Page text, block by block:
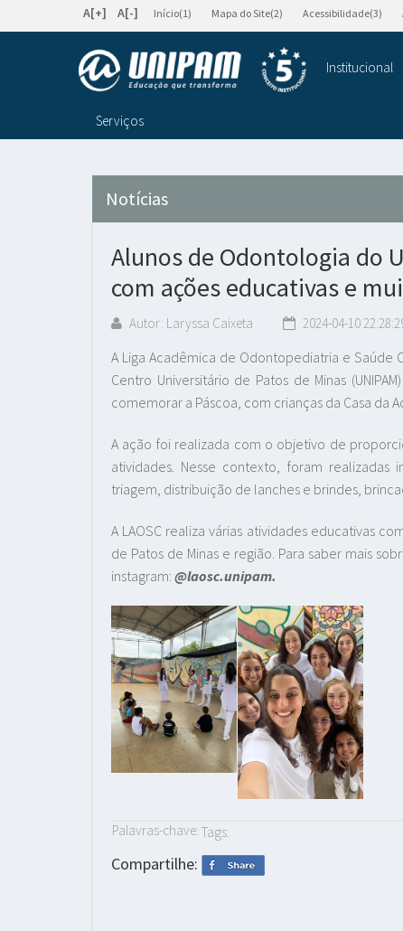
A[+] A[-] Início(1) Mapa do Site(2) Acessibilidade(3)
Institucional
Serviços
Notícias
Alunos de Odontologia do
com ações educativas e
Autor: Laryssa Caixeta 2024-04-10
A Liga Acadêmica de Odontopediatria e Saúde
Centro Universitário de Patos de Minas
comemorar a Páscoa, com crianças da Casa da
A ação foi realizada com o objetivo de
atividades. Nesse contexto, foram
triagem, distribuição de lanches e brindes,
A LAOSC realiza várias atividades educativas
de Patos de Minas e região. Para saber mais
instagram: @laosc.unipam.
Palavras-chave: Tags:
Compartilhe: